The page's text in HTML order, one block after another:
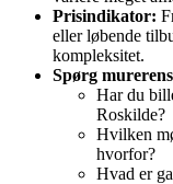
Prisindikator:
eller løbende
kompleksitet.
Spørg
Har du
Roskilde?
Hvilken
hvorfor?
Hvad er